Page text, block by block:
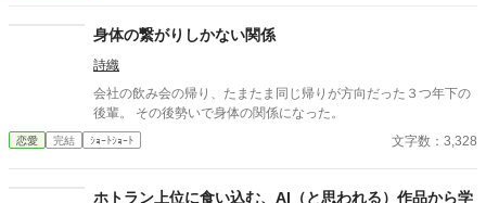
身体の繋がりしかない関係
詩織
会社の飲み会の帰り、たまたま同じ帰りが方向だった３つ年下の
後輩。 その後勢いで身体の関係になった。
恋愛 完結 ｼｮｰﾄｼｮｰﾄ 文字数：3,328
ホトラン上位に食い込む、AI（と思われる）作品から学